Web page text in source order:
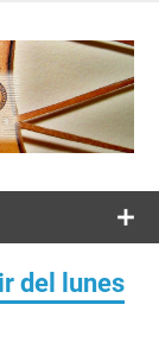
de
de la
del lunes